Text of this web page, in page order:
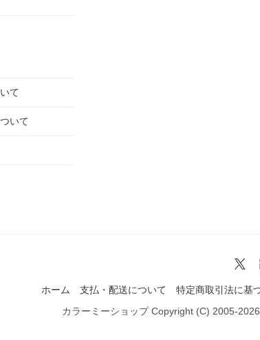
て
いて
ホーム 支払・配送について 特定商取引法に基
カラーミーショップCopyright (C) 2005-2026